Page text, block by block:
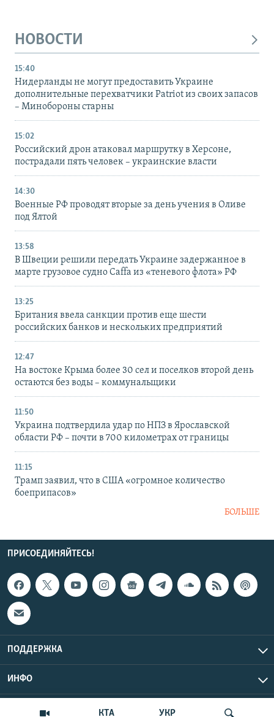
КТА УКР
НОВОСТИ
15:40
Нидерланды не могут предоставить Украине
дополнительные перехватчики Patriot из своих запасов
– Минобороны старны
15:02
Российский дрон атаковал маршрутку в Херсоне,
пострадали пять человек – украинские власти
14:30
Военные РФ проводят вторые за день учения в Оливе
под Ялтой
13:58
В Швеции решили передать Украине задержанное в
марте грузовое судно Caffa из «теневого флота» РФ
13:25
Британия ввела санкции против еще шести
российских банков и нескольких предприятий
12:47
На востоке Крыма более 30 сел и поселков второй день
остаются без воды – коммунальщики
11:50
Украина подтвердила удар по НПЗ в Ярославской
области РФ – почти в 700 километрах от границы
11:15
Трамп заявил, что в США «огромное количество
боеприпасов»
БОЛЬШЕ
ПРИСОЕДИНЯЙТЕСЬ!
ПОДДЕРЖКА
ИНФО
Copyright Крым.Реалии, 2026 | Все права защищены.
UTC+3